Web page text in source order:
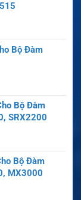
Bộ Đàm
Bộ Đàm
SRX2200
Bộ Đàm
MX3000